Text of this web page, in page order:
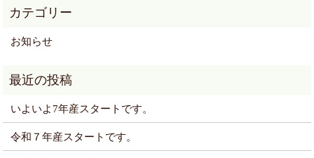
お知らせ
いよいよ7年産スタートです。
令和７年産スタートです。